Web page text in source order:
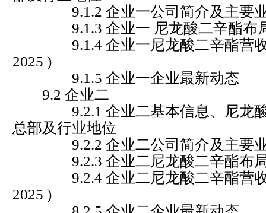
9.1.2 企业一公司简介及主要
9.1.3 企业一 尼龙酸二辛酯布
9.1.4 企业一尼龙酸二辛酯营收
2025 )
9.1.5 企业一企业最新动态
9.2 企业二
9.2.1 企业二基本信息、尼龙酸
总部及行业地位
9.2.2 企业二公司简介及主要
9.2.3 企业二尼龙酸二辛酯布
9.2.4 企业二尼龙酸二辛酯营收
2025 )